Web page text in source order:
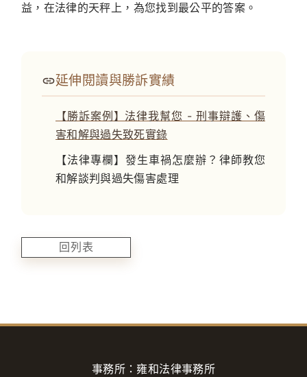
益，在法律的天秤上，為您找到最公平的答案。
延伸閱讀與勝訴實績
【勝訴案例】法律我幫您 - 刑事辯護、傷
害和解與過失致死實錄
【法律專欄】發生車禍怎麼辦？律師教您
和解談判與過失傷害處理
回列表
事務所：雍和法律事務所